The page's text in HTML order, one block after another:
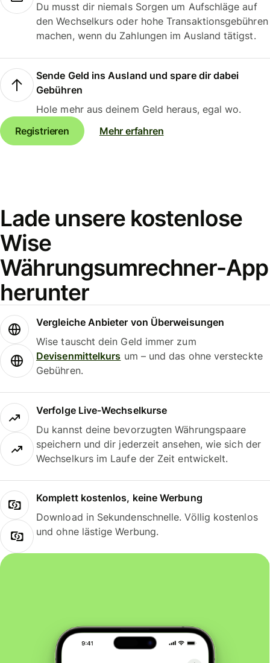
Du musst dir niemals Sorgen um Aufschläge auf
den Wechselkurs oder hohe Transaktionsgebühren
machen, wenn du Zahlungen im Ausland tätigst.
Sende Geld ins Ausland und spare dir dabei
Gebühren
Hole mehr aus deinem Geld heraus, egal wo.
Registrieren
Mehr erfahren
Lade unsere kostenlose
Wise
Währungsumrechner-App
herunter
Vergleiche Anbieter von Überweisungen
Wise tauscht dein Geld immer zum
Devisenmittelkurs um – und das ohne versteckte
Gebühren.
Verfolge Live-Wechselkurse
Du kannst deine bevorzugten Währungspaare
speichern und dir jederzeit ansehen, wie sich der
Wechselkurs im Laufe der Zeit entwickelt.
Komplett kostenlos, keine Werbung
Download in Sekundenschnelle. Völlig kostenlos
und ohne lästige Werbung.